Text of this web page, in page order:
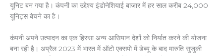
यूनिट बन गया है। कंपनी का उद्देश्य इंडोनेशियाई बाजार में हर साल करीब 24,000
यूनिट्स बेचने का है।
कंपनी अपने उत्पादन का एक हिस्सा अन्य आसियान देशों को निर्यात करने की योजना
बना रही है। अप्रैल 2023 में भारत में ऑटो एक्सपो में डेब्यू के बाद मारुति सुजुकी